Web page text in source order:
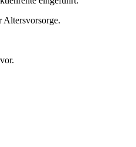
Altersvorsorge.